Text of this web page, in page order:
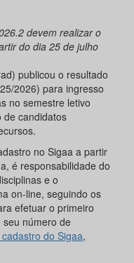
devem realizar o
do dia 25 de julho
publicou o resultado
2026) para ingresso
no semestre letivo
de candidatos
no Sigaa a partir
é responsabilidade do
e o
on-line, seguindo os
efetuar o primeiro
número de
do Sigaa,